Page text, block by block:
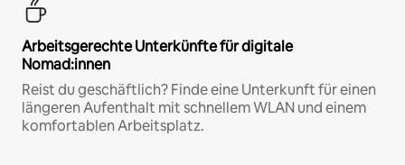
Arbeitsgerechte Unterkünfte für digitale
Nomad:innen
Reist du geschäftlich? Finde eine Unterkunft für einen
längeren Aufenthalt mit schnellem WLAN und einem
komfortablen Arbeitsplatz.